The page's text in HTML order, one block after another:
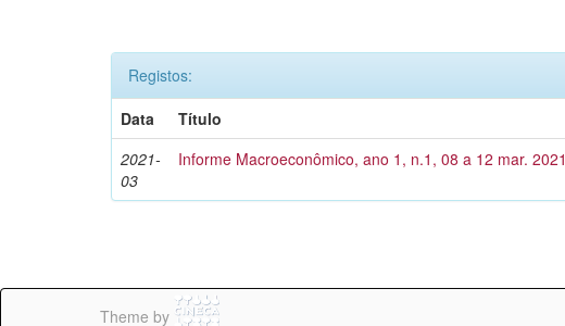
Registos:
Data
Título
2021-
03
Informe Macroeconômico, ano 1, n.1, 08 a 12 mar. 2021
Theme by